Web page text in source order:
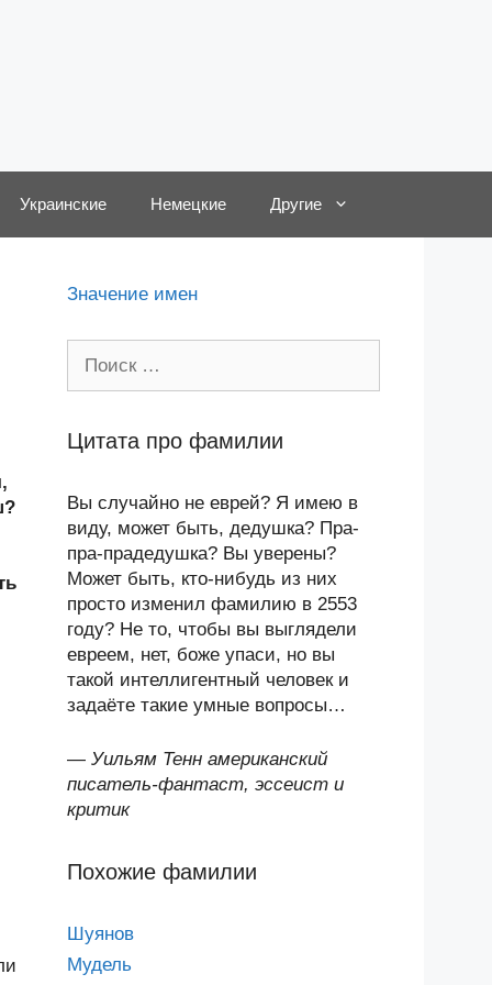
Украинские Немецкие Другие
Значение имен
Цитата про фамилии
Вы случайно не еврей? Я имею в
виду, может быть, дедушка? Пра-
пра-прадедушка? Вы уверены?
Может быть, кто-нибудь из них
просто изменил фамилию в 2553
году? Не то, чтобы вы выглядели
евреем, нет, боже упаси, но вы
такой интеллигентный человек и
задаёте такие умные вопросы…
— Уильям Тенн американский
писатель-фантаст, эссеист и
критик
Похожие фамилии
Шуянов
Мудель